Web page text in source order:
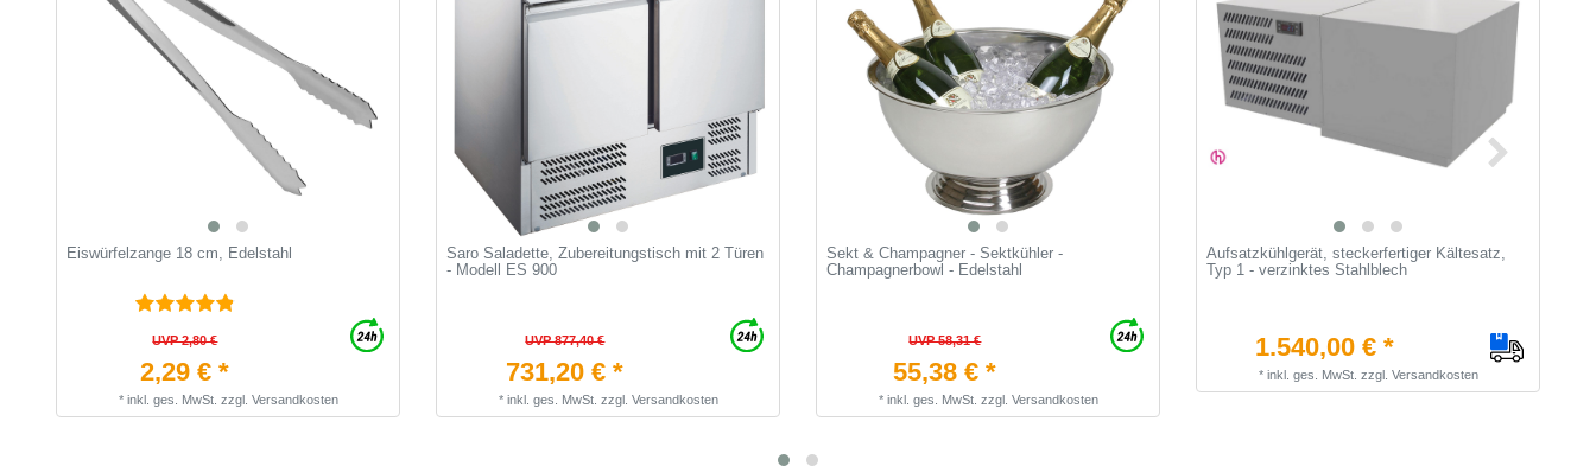
Eiswürfelzange 18 cm, Edelstahl
UVP 2,80 €
2,29 € *
* inkl. ges. MwSt. zzgl. Versandkosten
Saro Saladette, Zubereitungstisch mit 2 Türen
- Modell ES 900
UVP 877,40 €
731,20 € *
* inkl. ges. MwSt. zzgl. Versandkosten
Sekt & Champagner - Sektkühler -
Champagnerbowl - Edelstahl
UVP 58,31 €
55,38 € *
* inkl. ges. MwSt. zzgl. Versandkosten
Aufsatzkühlgerät, steckerfertiger Kältesatz,
Typ 1 - verzinktes Stahlblech
1.540,00 € *
* inkl. ges. MwSt. zzgl. Versandkosten